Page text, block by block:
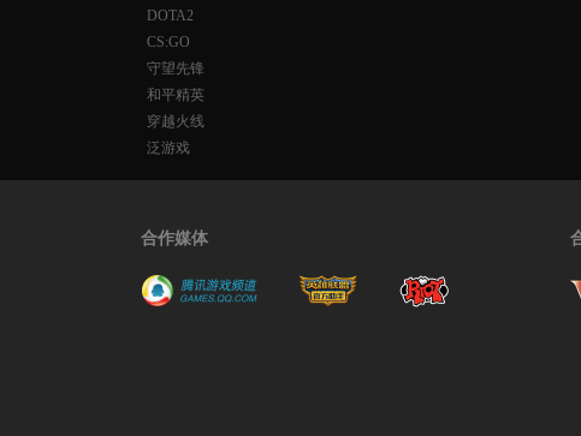
DOTA2
CS:GO
守望先锋
和平精英
穿越火线
泛游戏
合作媒体